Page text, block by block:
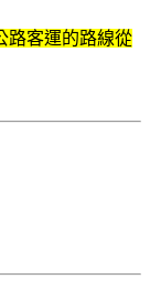
路客運的路線從